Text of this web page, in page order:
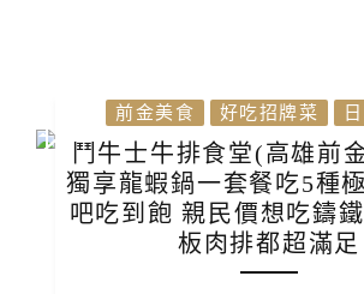
前金美食 好吃招牌菜
鬥牛士牛排食堂(高雄前
獨享龍蝦鍋一套餐吃5種
吧吃到飽 親民價想吃鑄
板肉排都超滿足